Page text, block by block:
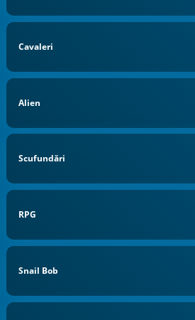
Cavaleri
Alien
Scufundări
RPG
Snail Bob